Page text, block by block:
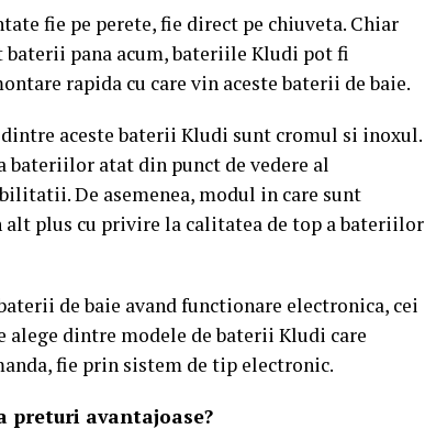
fie pe perete, fie direct pe chiuveta. Chiar
baterii pana acum, bateriile Kludi pot fi
rapida cu care vin aceste baterii de baie.
aceste baterii Kludi sunt cromul si inoxul.
bateriilor atat din punct de vedere al
De asemenea, modul in care sunt
plus cu privire la calitatea de top a bateriilor
de baie avand functionare electronica, cei
alege dintre modele de baterii Kludi care
fie prin sistem de tip electronic.
preturi avantajoase?